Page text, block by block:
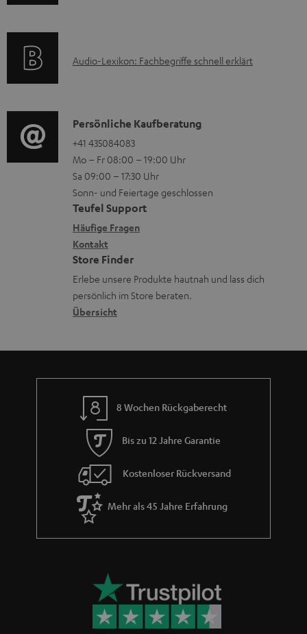
n
r
l
a
d
e
n
i
e
n
z
u
m
V
e
r
s
a
d
r
t
i
o
n
e
n
z
u
r
G
r
a
A
i
o
-
L
e
x
i
k
o
n
Audio-Lexikon: Fachbegriffe schnell erklärt
K
o
n
t
a
k
t
d
a
t
n
Persönliche Kaufberatung
+41 435084083
Mo – Fr 08:00 – 19:00 Uhr
Sa 09:00 – 17:30 Uhr
Sonn- und Feiertage geschlossen
Teufel Support
Häufige Fragen
Kontakt
Store Finder
Erlebe unsere Produkte hautnah und lass dich
persönlich im Store beraten.
Übersicht
8 Wochen Rückgaberecht
Bis zu 12 Jahre Garantie
Kostenloser Rückversand
Mehr als 45 Jahre Erfahrung